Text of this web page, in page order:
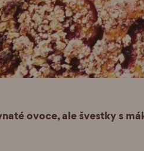
ovoce, ale švestky s